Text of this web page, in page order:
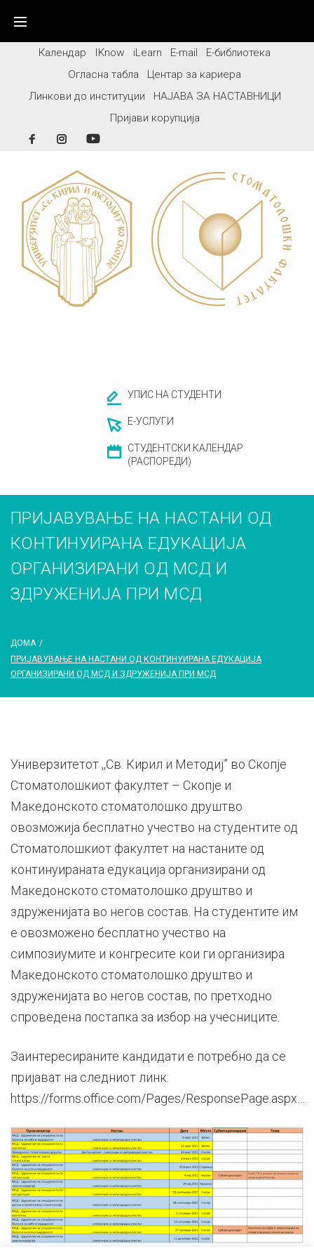
contentКалендар IKnow iLearn E-mail
Е-библиотека
Огласна табла
Центар за кариера
Линкови до институции
НАЈАВА ЗА НАСТАВНИЦИ
Пријави корупција
FacebookInstagram
УПИС НА СТУДЕНТИ
Е-УСЛУГИ
СТУДЕНТСКИ КАЛЕНДАР
(РАСПОРЕДИ)
ПРИЈАВУВАЊЕ НА НАСТАНИ ОД
КОНТИНУИРАНА ЕДУКАЦИЈА
ОРГАНИЗИРАНИ ОД МСД И
ЗДРУЖЕНИЈА ПРИ МСД
ДОМА /
ПРИЈАВУВАЊЕ НА НАСТАНИ ОД КОНТИНУИРАНА ЕДУКАЦИЈА
ОРГАНИЗИРАНИ ОД МСД И ЗДРУЖЕНИЈА ПРИ МСД
Универзитетот ,,Св. Кирил и Методиј” во Скопје
Стоматолошкиот факултет – Скопје и
Македонското стоматолошко друштво
овозможија бесплатно учество на студентите од
Стоматолошкиот факултет на настаните од
континуираната едукација организирани од
Македонското стоматолошко друштво и
здруженијата во негов состав. На студентите им
е овозможено бесплатно учество на
симпозиумите и конгресите кои ги организира
Македонското стоматолошко друштво и
здруженијата во негов состав, по претходно
спроведена постапка за избор на учесниците.
Заинтересираните кандидати е потребно да се
пријават на следниот линк:
https://forms.office.com/Pages/ResponsePage.aspx…